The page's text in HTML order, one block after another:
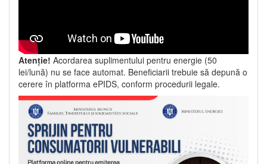
Atenție! Acordarea suplimentului pentru energie (50
lei/lună) nu se face automat. Beneficiarii trebuie să depună o
cerere în platforma ePIDS, conform procedurii legale.